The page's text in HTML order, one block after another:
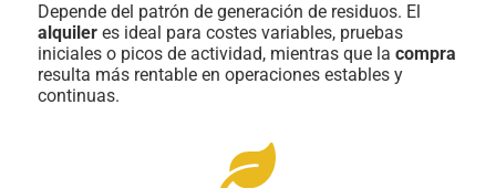
Depende del patrón de generación de residuos. El
alquiler es ideal para costes variables, pruebas
iniciales o picos de actividad, mientras que la compra
resulta más rentable en operaciones estables y
continuas.